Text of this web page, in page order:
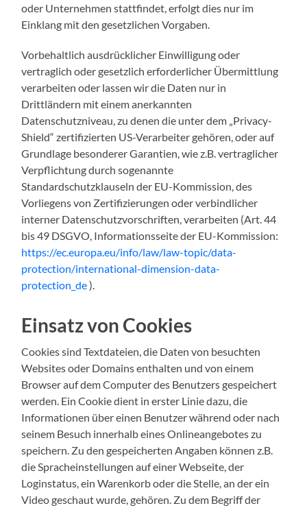
oder Unternehmen stattfindet, erfolgt dies nur im
Einklang mit den gesetzlichen Vorgaben.
Vorbehaltlich ausdrücklicher Einwilligung oder
vertraglich oder gesetzlich erforderlicher Übermittlung
verarbeiten oder lassen wir die Daten nur in
Drittländern mit einem anerkannten
Datenschutzniveau, zu denen die unter dem „Privacy-
Shield“ zertifizierten US-Verarbeiter gehören, oder auf
Grundlage besonderer Garantien, wie z.B. vertraglicher
Verpflichtung durch sogenannte
Standardschutzklauseln der EU-Kommission, des
Vorliegens von Zertifizierungen oder verbindlicher
interner Datenschutzvorschriften, verarbeiten (Art. 44
bis 49 DSGVO, Informationsseite der EU-Kommission:
https://ec.europa.eu/info/law/law-topic/data-
protection/international-dimension-data-
protection_de).
Einsatz von Cookies
Cookies sind Textdateien, die Daten von besuchten
Websites oder Domains enthalten und von einem
Browser auf dem Computer des Benutzers gespeichert
werden. Ein Cookie dient in erster Linie dazu, die
Informationen über einen Benutzer während oder nach
seinem Besuch innerhalb eines Onlineangebotes zu
speichern. Zu den gespeicherten Angaben können z.B.
die Spracheinstellungen auf einer Webseite, der
Loginstatus, ein Warenkorb oder die Stelle, an der ein
Video geschaut wurde, gehören. Zu dem Begriff der